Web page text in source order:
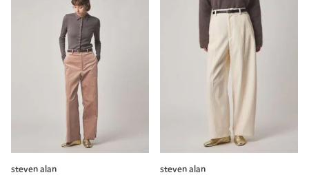
steven alan
steven alan